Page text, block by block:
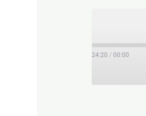
00:00
/
24:20